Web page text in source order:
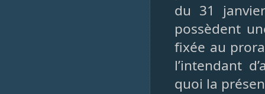
du 31
possèdent
fixée au
l’intendant
quoi la